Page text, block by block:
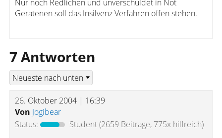
Nur noch Redlichen und unverschuldet in Not
Geratenen soll das Insilvenz Verfahren offen stehen.
7 Antworten
26. Oktober 2004 | 16:39
Von Jogibear
Status:
Student(2659 Beiträge, 775x hilfreich)